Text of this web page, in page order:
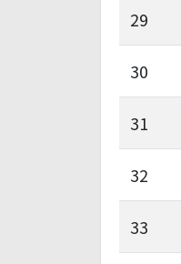
29
30
31
32
33